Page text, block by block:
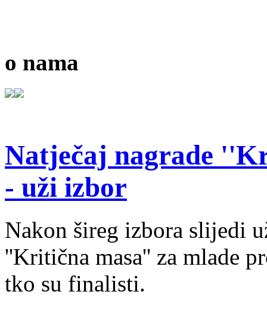
o nama
Natječaj nagrade
- uži izbor
Nakon šireg izbora slijedi
''Kritična masa'' za mlade
tko su finalisti.